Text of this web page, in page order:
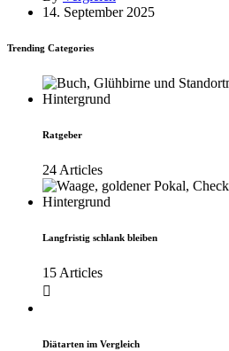
14. September 2025
Trending Categories
Ratgeber
24 Articles
Langfristig schlank bleiben
15 Articles
Diätarten im Vergleich